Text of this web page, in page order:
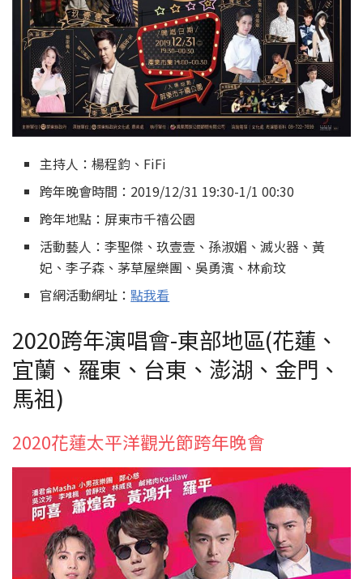
主持人：楊程鈞、FiFi
跨年晚會時間：2019/12/31 19:30-1/1 00:30
跨年地點：屏東市千禧公園
活動藝人：李聖傑、玖壹壹、孫淑媚、滅火器、黃
妃、李子森、茅草屋樂團、吳勇濱、林俞玟
官網活動網址：點我看
2020跨年演唱會-東部地區(花蓮、
宜蘭、羅東、台東、澎湖、金門、
馬祖)
2020花蓮太平洋觀光節跨年晚會